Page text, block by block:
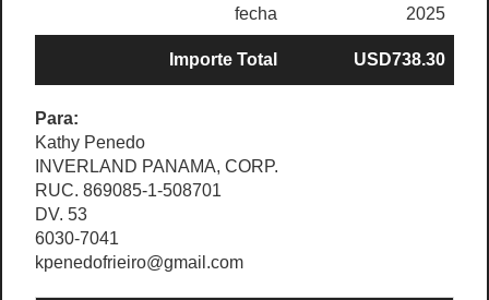
fecha
2025
Importe Total USD738.30
Para:
Kathy Penedo
INVERLAND PANAMA, CORP.
RUC. 869085-1-508701
DV. 53
6030-7041
kpenedofrieiro@gmail.com